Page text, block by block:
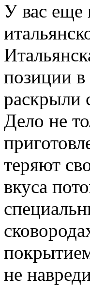
У вас еще
позиции в
раскрыли
Дело не
теряют
вкуса
не